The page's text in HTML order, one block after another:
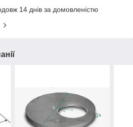
14 днів за домовленістю